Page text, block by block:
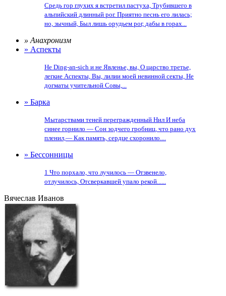
Средь гор глухих я встретил пастуха, Трубившего в
альпийский длинный рог. Приятно песнь его лилась;
но, зычный, Был лишь орудьем рог, дабы в горах...
» Анахронизм
» Аспекты
Не Ding-an-sich и не Явленье, вы, О царство третье,
легкие Аспекты, Вы, лилии моей невинной секты, Не
догматы учительной Совы,...
» Барка
Мытарствами теней перегражденный Нил И неба
синее горнило — Сон зодчего гробниц, что рано дух
пленил,— Как память, сердце схоронило....
» Бессонницы
1 Что порхало, что лучилось — Отзвенело,
отлучилось, Отсверкавшей упало рекой......
Вячеслав Иванов